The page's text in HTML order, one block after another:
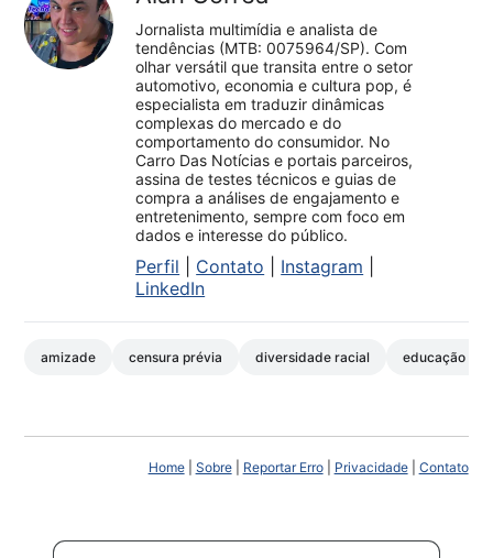
Jornalista multimídia e analista de
tendências (MTB: 0075964/SP). Com
olhar versátil que transita entre o setor
automotivo, economia e cultura pop, é
especialista em traduzir dinâmicas
complexas do mercado e do
comportamento do consumidor. No
Carro Das Notícias e portais parceiros,
assina de testes técnicos e guias de
compra a análises de engajamento e
entretenimento, sempre com foco em
dados e interesse do público.
Perfil Contato Instagram
LinkedIn
amizade censura prévia diversidade racial educação
Home| Sobre| Reportar Erro| Privacidade| Contato